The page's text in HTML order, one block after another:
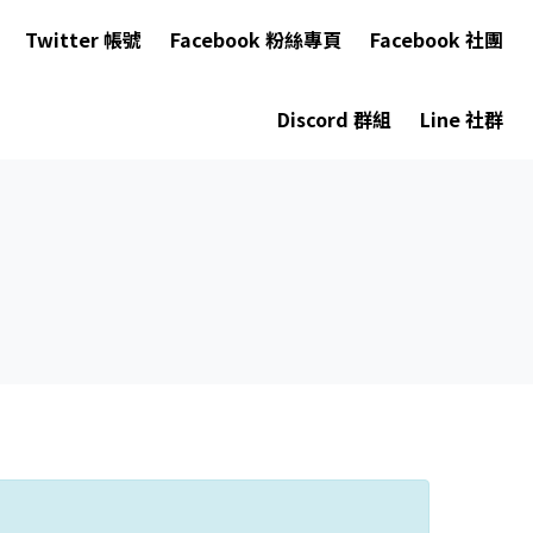
Twitter 帳號 Facebook 粉絲專頁 Facebook 社團
Discord 群組 Line 社群